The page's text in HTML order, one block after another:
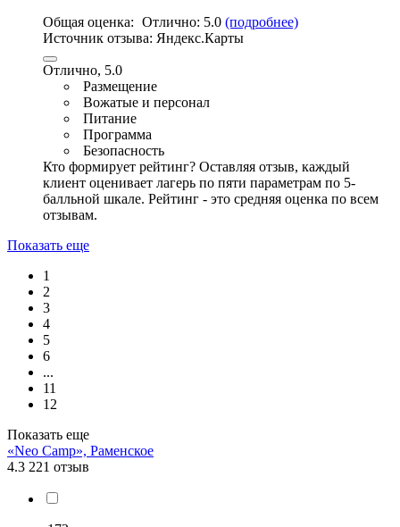
Общая оценка: Отлично: 5.0 (подробнее)
Источник отзыва: Яндекс.Карты
Отлично, 5.0
Размещение
Вожатые и персонал
Питание
Программа
Безопасность
Кто формирует рейтинг? Оставляя отзыв, каждый
клиент оценивает лагерь по пяти параметрам по 5-
балльной шкале. Рейтинг - это средняя оценка по всем
отзывам.
Показать еще
1
2
3
4
5
6
...
11
12
Показать еще
«Neo Camp», Раменское
4.3 221 отзыв